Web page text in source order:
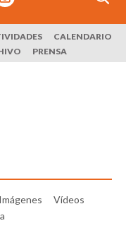
CALENDARIO
PRENSA
Imágenes
Vídeos